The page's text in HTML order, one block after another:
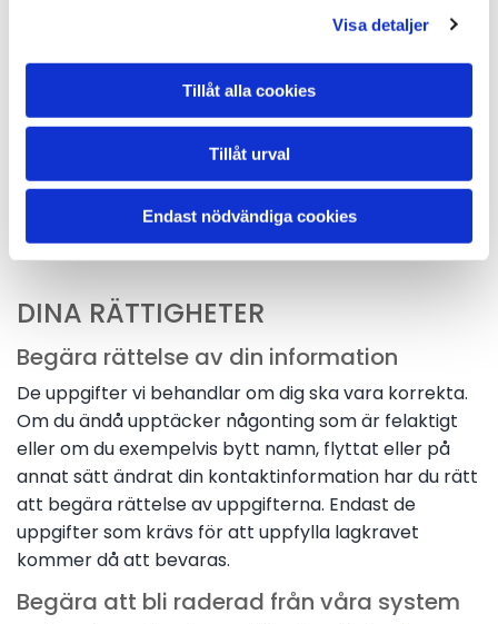
Visa detaljer
Tillåt alla cookies
Tillåt urval
Endast nödvändiga cookies
Vid beställning av delar från bildemontering som inte
igår i MärkesDemo lämnas kunduppgifter endast ut i
syfte att leverera de beställda delarna till dig som
Kunduppgifter kan vid försäkringsärenden delas med
det försäkringsbolag där bilen är försäkrad samt den
för skadan ansvariga verkstaden.
DINA RÄTTIGHETER
Begära rättelse av din information
De uppgifter vi behandlar om dig ska vara korrekta.
Om du ändå upptäcker någonting som är felaktigt
eller om du exempelvis bytt namn, flyttat eller på
annat sätt ändrat din kontaktinformation har du rätt
att begära rättelse av uppgifterna. Endast de
uppgifter som krävs för att uppfylla lagkravet
kommer då att bevaras.
Begära att bli raderad från våra system